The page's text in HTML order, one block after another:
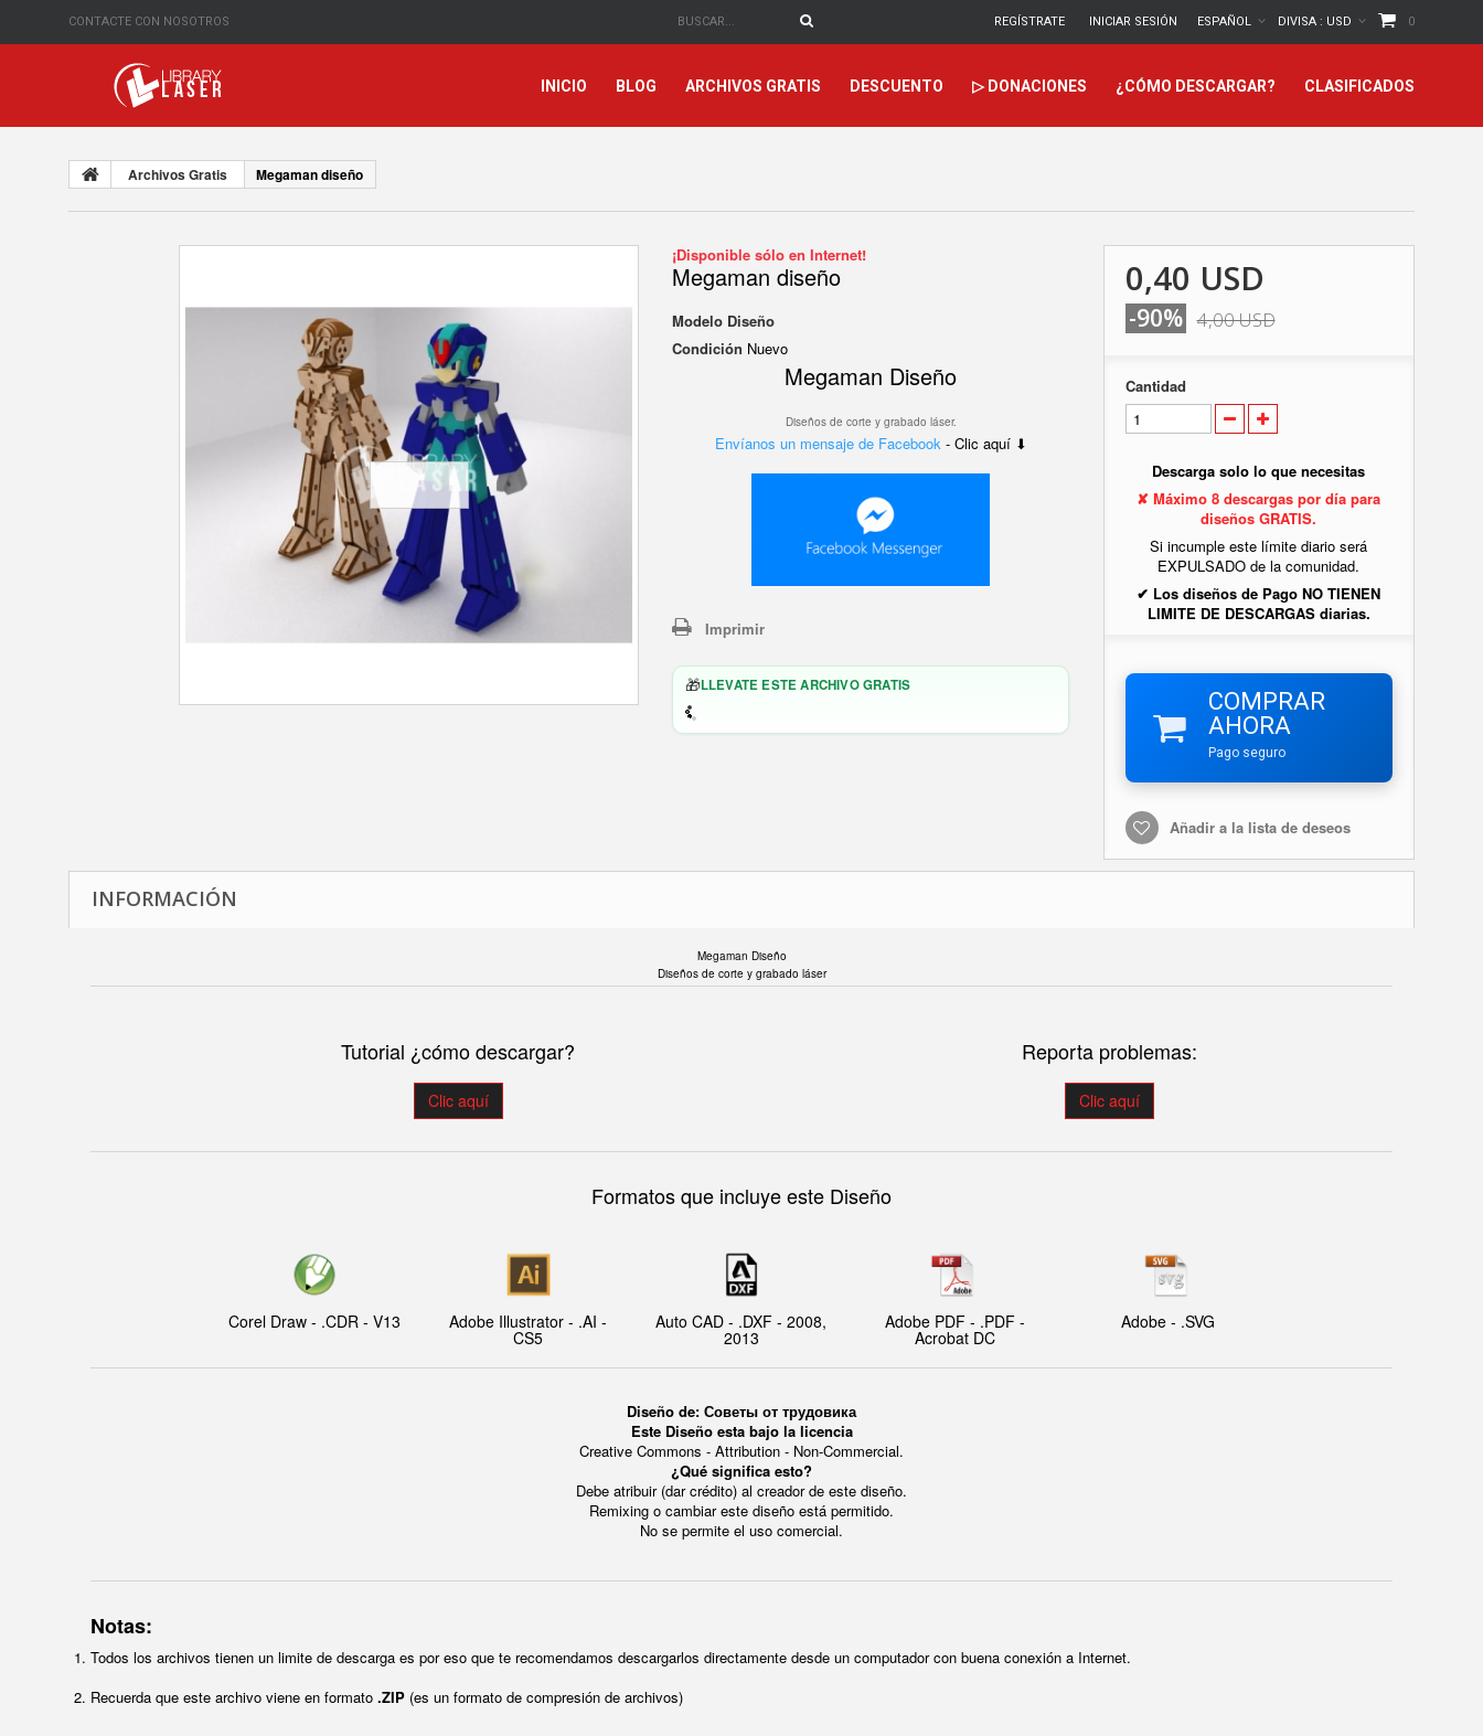
CONTACTE CON NOSOTROS 0
DIVISA : USD
ESPAÑOL
INICIAR SESIÓN
REGÍSTRATE
INICIO BLOG ARCHIVOS GRATIS DESCUENTO ▷ DONACIONES ¿CÓMO DESCARGAR? CLASIFICADOS
Archivos Gratis Megaman diseño
¡Disponible sólo en Internet!
Megaman diseño
Modelo Diseño
Condición Nuevo
Megaman Diseño
Diseños de corte y grabado láser.
Envíanos un mensaje de Facebook - Clic aquí ⬇
Imprimir
🎁LLEVATE ESTE ARCHIVO GRATIS
0,40 USD
-90% 4,00 USD
Cantidad
Descarga solo lo que necesitas
✘ Máximo 8 descargas por día para
diseños GRATIS.
Si incumple este límite diario será
EXPULSADO de la comunidad.
✔ Los diseños de Pago NO TIENEN
LIMITE DE DESCARGAS diarias.
COMPRAR
AHORA
Pago seguro
Añadir a la lista de deseos
INFORMACIÓN
Megaman Diseño
Diseños de corte y grabado láser
Tutorial ¿cómo descargar?
Clic aquí
Reporta problemas:
Clic aquí
Formatos que incluye este Diseño
Corel Draw - .CDR - V13 Adobe Illustrator - .AI -
CS5
Auto CAD - .DXF - 2008,
2013
Adobe PDF - .PDF -
Acrobat DC
Adobe - .SVG
Diseño de: Советы от трудовика
Este Diseño esta bajo la licencia
Creative Commons - Attribution - Non-Commercial.
¿Qué significa esto?
Debe atribuir (dar crédito) al creador de este diseño.
Remixing o cambiar este diseño está permitido.
No se permite el uso comercial.
Notas:
Todos los archivos tienen un limite de descarga es por eso que te recomendamos descargarlos directamente desde un computador con buena conexión a Internet.
Recuerda que este archivo viene en formato .ZIP (es un formato de compresión de archivos)